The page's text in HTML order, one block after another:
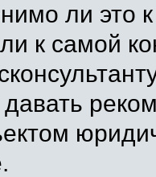
ли это
к самой